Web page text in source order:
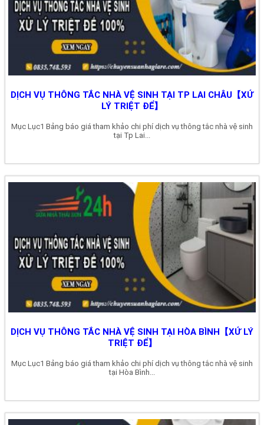
DỊCH VỤ THÔNG TẮC NHÀ VỆ SINH TẠI TP LAI CHÂU【XỬ
LÝ TRIỆT ĐỂ】
Mục Lục1 Bảng báo giá tham khảo chi phí dịch vụ thông tắc nhà vệ sinh
tại Tp Lai...
DỊCH VỤ THÔNG TẮC NHÀ VỆ SINH TẠI HÒA BÌNH【XỬ LÝ
TRIỆT ĐỂ】
Mục Lục1 Bảng báo giá tham khảo chi phí dịch vụ thông tắc nhà vệ sinh
tại Hòa Bình...